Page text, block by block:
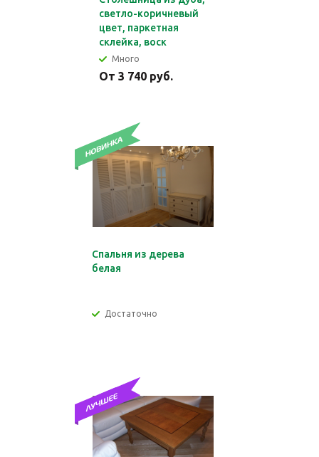
светло-коричневый
цвет, паркетная
склейка, воск
Много
От 3 740 руб.
Спальня из дерева
белая
Достаточно